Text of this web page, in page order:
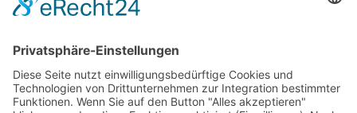
mehr Infos …
Birgit Ringlein